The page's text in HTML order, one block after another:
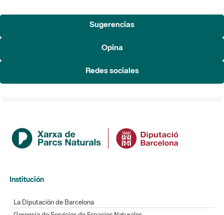
Institución
Gerencia de Servicios de Espacios Naturales
Actualidad